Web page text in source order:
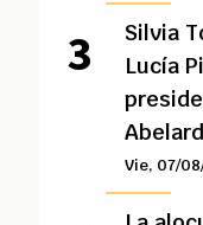
Silvia
Lucía
Vie, 07/